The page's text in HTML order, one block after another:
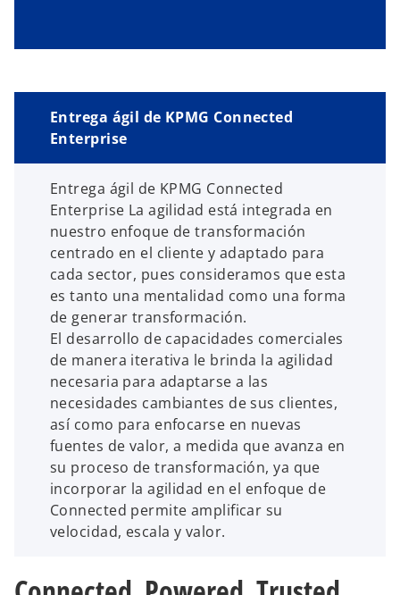
Entrega ágil de KPMG Connected
Enterprise
Entrega ágil de KPMG Connected
Enterprise La agilidad está integrada en
nuestro enfoque de transformación
centrado en el cliente y adaptado para
cada sector, pues consideramos que esta
es tanto una mentalidad como una forma
de generar transformación.
El desarrollo de capacidades comerciales
de manera iterativa le brinda la agilidad
necesaria para adaptarse a las
necesidades cambiantes de sus clientes,
así como para enfocarse en nuevas
fuentes de valor, a medida que avanza en
su proceso de transformación, ya que
incorporar la agilidad en el enfoque de
Connected permite amplificar su
velocidad, escala y valor.